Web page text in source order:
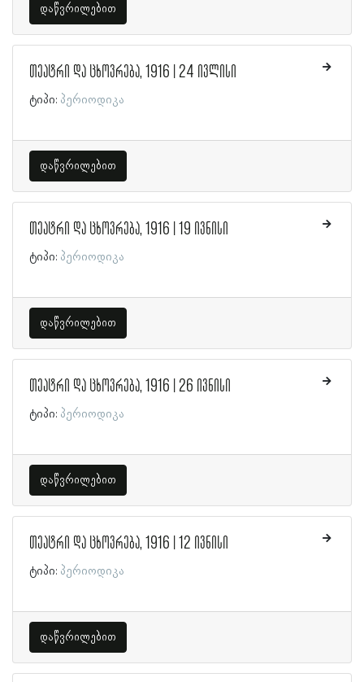
დაწვრილებით
თეატრი და ცხოვრება, 1916 | 24 ივლისი
ტიპი: პერიოდიკა
დაწვრილებით
თეატრი და ცხოვრება, 1916 | 19 ივნისი
ტიპი: პერიოდიკა
დაწვრილებით
თეატრი და ცხოვრება, 1916 | 26 ივნისი
ტიპი: პერიოდიკა
დაწვრილებით
თეატრი და ცხოვრება, 1916 | 12 ივნისი
ტიპი: პერიოდიკა
დაწვრილებით